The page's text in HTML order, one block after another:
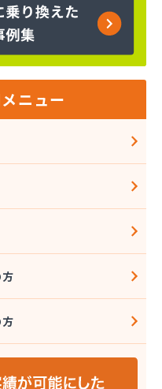
久営業所
給センター
ニュー